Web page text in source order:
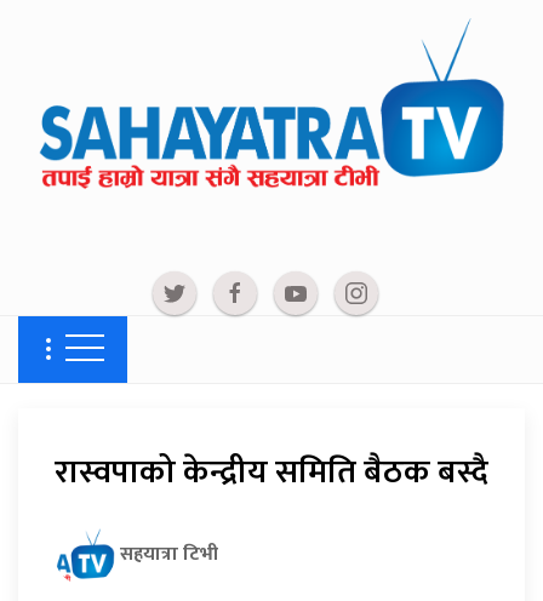
रास्वपाको केन्द्रीय समिति बैठक बस्दै
सहयात्रा टिभी